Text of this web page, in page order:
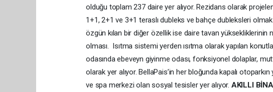
olduğu toplam 237 daire yer alıyor. Rezidans olarak
1+1, 2+1 ve 3+1 teraslı dubleks ve bahçe dubleksleri
özgün kılan bir diğer özellik ise daire tavan yüksekliklerinin
olması. Isıtma sistemi yerden ısıtma olarak yapılan
odasında ebeveyn giyinme odası, fonksiyonel dolaplar,
olarak yer alıyor. BellaPais’in her bloğunda kapalı
ve spa merkezi olan sosyal tesisler yer alıyor. AKILLI